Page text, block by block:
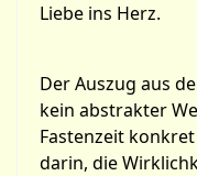
Liebe ins Herz.
Der Auszug aus
kein abstrakter
Fastenzeit
darin, die